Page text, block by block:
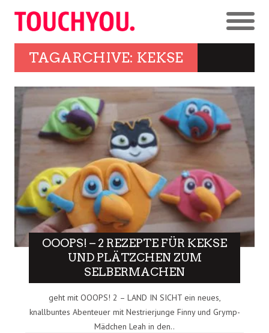
TAGARCHIVE: KEKSE
OOOPS! – 2 REZEPTE FÜR KEKSE
UND PLÄTZCHEN ZUM
SELBERMACHEN
geht mit OOOPS! 2 – LAND IN SICHT ein neues,
knallbuntes Abenteuer mit Nestrierjunge Finny und Grymp-
Mädchen Leah in den..